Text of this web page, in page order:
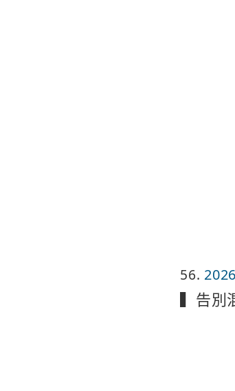
56
▍告別